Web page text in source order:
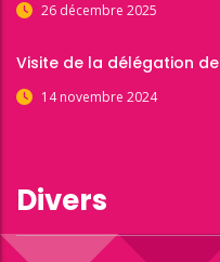
26 décembre 2025
Visite de la délégation de
14 novembre 2024
Divers